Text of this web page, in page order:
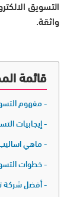
التسويق
واثقة.
قائمة
مفهوم
إيجابيات
ماهي
خطوات
أفضل شركة